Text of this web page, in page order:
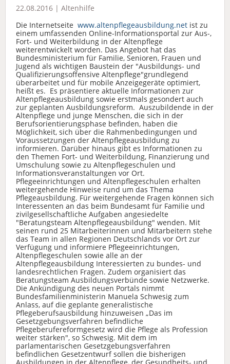
22.08.2016 | Altenhilfe
Die Internetseite www.altenpflegeausbildung.net ist zu
einem umfassenden Online-Informationsportal zur Aus-,
Fort- und Weiterbildung in der Altenpflege
weiterentwickelt worden. Das Angebot hat das
Bundesministerium für Familie, Senioren, Frauen und
Jugend als wichtigen Baustein der "Ausbildungs- und
Qualifizierungsoffensive Altenpflege"grundlegend
überarbeitet und für mobile Anzeigegeräte optimiert,
heißt es. Es präsentiere aktuelle Informationen zur
Altenpflegeausbildung sowie erstmals gesondert auch
zur geplanten Ausbildungsreform. Auszubildende in der
Altenpflege und junge Menschen, die sich in der
Berufsorientierungsphase befinden, haben die
Möglichkeit, sich über die Rahmenbedingungen und
Voraussetzungen der Altenpflegeausbildung zu
informieren. Darüber hinaus gibt es Informationen zu
den Themen Fort- und Weiterbildung, Finanzierung und
Umschulung sowie zu Altenpflegeschulen und
Informationsveranstaltungen vor Ort.
Pflegeeinrichtungen und Altenpflegeschulen erhalten
weitergehende Hinweise rund um das Thema
Pflegeausbildung. Für weitergehende Fragen können sich
Interessenten an das beim Bundesamt für Familie und
zivilgesellschaftliche Aufgaben angesiedelte
"Beratungsteam Altenpflegeausbildung" wenden. Mit
seinen rund 25 Mitarbeiterinnen und Mitarbeitern stehe
das Team in allen Regionen Deutschlands vor Ort zur
Verfügung und informiere Pflegeeinrichtungen,
Altenpflegeschulen sowie alle an der
Altenpflegeausbildung Interessierten zu bundes- und
landesrechtlichen Fragen. Zudem organisiert das
Beratungsteam Ausbildungsverbünde sowie Netzwerke.
Die Ankündigung des neuen Portals nimmt
Bundesfamilienministerin Manuela Schwesig zum
Anlass, auf die geplante generalistische
Pflegeberufsausbildung hinzuweisen „Das im
Gesetzgebungsverfahren befindliche
Pflegeberufereformgesetz wird die Pflege als Profession
weiter stärken", so Schwesig. Mit dem im
parlamentarischen Gesetzgebungsverfahren
befindlichen Gesetzentwurf sollen die bisherigen